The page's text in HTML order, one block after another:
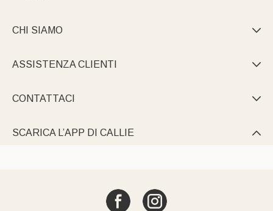
CHI SIAMO 
ASSISTENZA CLIENTI 
CONTATTACI 
SCARICA L’APP DI CALLIE 